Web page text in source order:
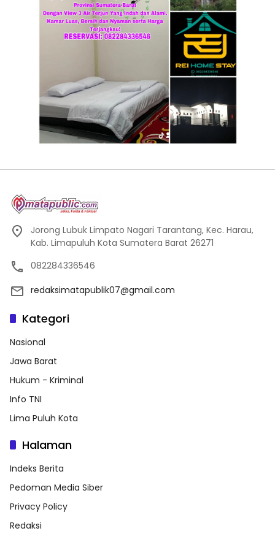
Jorong Lubuk Limpato Nagari Tarantang, Kec. Harau,
Kab. Limapuluh Kota Sumatera Barat 26271
082284336546
redaksimatapublik07@gmail.com
Kategori
Nasional
Jawa Barat
Hukum - Kriminal
Info TNI
Lima Puluh Kota
Halaman
Indeks Berita
Pedoman Media Siber
Privacy Policy
Redaksi